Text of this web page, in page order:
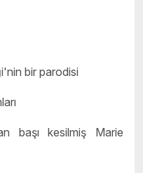
bir parodisi
başı kesilmiş Marie